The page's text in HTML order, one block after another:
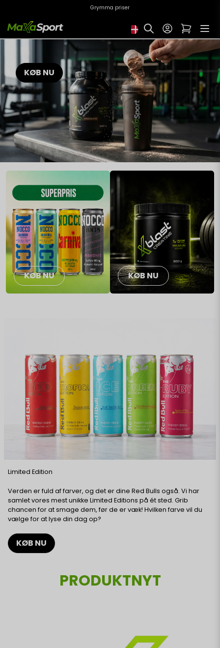
Grymma priser
KØB NU
KØB NU KØB NU
Limited Edition
Verden er fuld af farver, og det er dine Red Bulls også. Vi har
samlet vores mest unikke Limited Editions på ét sted. Grib
chancen for at smage dem, før de er væk! Hvilken farve vil du
vælge for at lyse din dag op?
KØB NU
PRODUKTNYT